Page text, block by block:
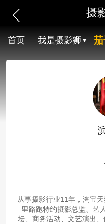
摄
首页 我是摄影狮
从事摄影行业11年，淘宝
里路跑特约摄影总监、艺
坛、商务活动、文艺演出、